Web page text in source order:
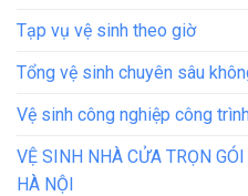
Tạp vụ vệ sinh theo giờ
Tổng vệ sinh chuyên sâu
Vệ sinh công nghiệp công
VỆ SINH NHÀ CỬA TRỌN
HÀ NỘI